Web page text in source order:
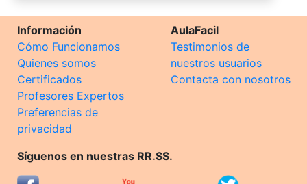
Información
Cómo Funcionamos
Quienes somos
Certificados
Profesores Expertos
Preferencias de
privacidad
AulaFacil
Testimonios de
nuestros usuarios
Contacta con nosotros
Síguenos en nuestras RR.SS.